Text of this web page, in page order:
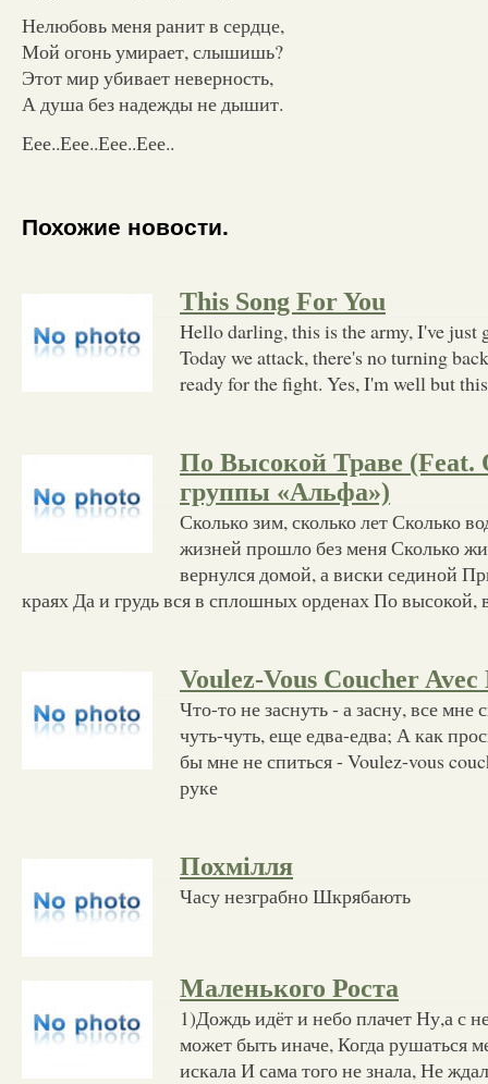
Нелюбовь меня ранит в сердце,
Мой огонь умирает, слышишь?
Этот мир убивает неверность,
А душа без надежды не дышит.
Еее..Еее..Еее..Еее..
Похожие новости.
This Song For You
Hello darling, this is the army, I've just
Today we attack, there's no turning
ready for the fight. Yes, I'm well but
По Высокой Траве
группы «Альфа»)
Сколько зим, сколько лет Сколько
жизней прошло без меня Сколько
вернулся домой, а виски сединой
краях Да и грудь вся в сплошных орденах По высокой,
Voulez-Vous Coucher
Что-то не заснуть - а засну, все мне
чуть-чуть, еще едва-едва; А как
бы мне не спиться - Voulez-vous
руке
Похмілля
Часу незграбно Шкрябають
Маленького Роста
1)Дождь идёт и небо плачет Ну,а с
может быть иначе, Когда рушаться
искала И сама того не знала, Не